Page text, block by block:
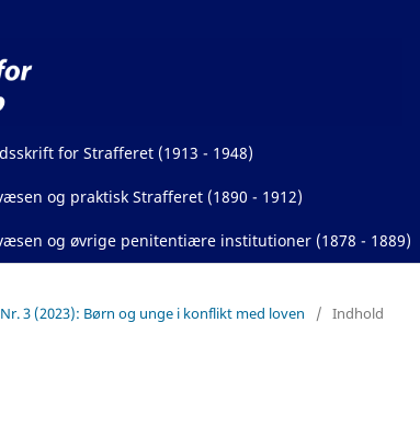
for Strafferet (1913 - 1948)
og praktisk Strafferet (1890 - 1912)
og øvrige penitentiære institutioner (1878 - 1889)
3 (2023): Børn og unge i konflikt med loven / Indhold